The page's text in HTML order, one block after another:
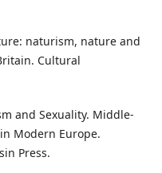
naturism, nature and
Cultural
and Sexuality. Middle-
Modern Europe.
Press.